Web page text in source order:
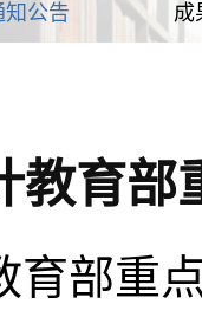
知公告 成
教育部
育部重